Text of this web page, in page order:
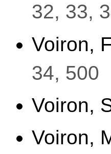
32, 33,
Voiron,
34, 500
Voiron,
Voiron,